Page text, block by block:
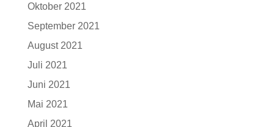
Oktober 2021
September 2021
August 2021
Juli 2021
Juni 2021
Mai 2021
April 2021